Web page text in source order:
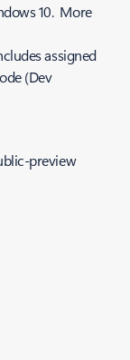
10. More
assigned
(Dev
preview